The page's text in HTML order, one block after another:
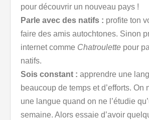
pour découvrir un nouveau pays !
Parle avec des natifs : profite ton
faire des amis autochtones. Sinon
internet comme Chatroulette pour
natifs.
Sois constant : apprendre une
beaucoup de temps et d’efforts. On
une langue quand on ne l’étudie
semaine. Alors essaie d’avoir